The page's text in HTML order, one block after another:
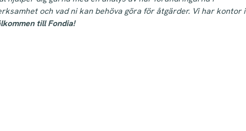
och vad ni kan behöva göra för åtgärder. Vi har kontor i
till Fondia!